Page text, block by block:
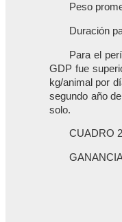
Peso
Duración
Para el
GDP fue
kg/animal por
segundo año
solo.
CUADRO 2